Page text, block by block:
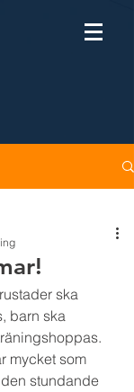
ska
barn ska
mycket som
stundande